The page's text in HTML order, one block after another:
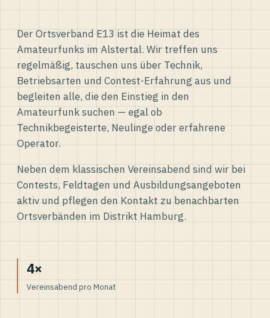
Der Ortsverband E13 ist die Heimat des
Amateurfunks im Alstertal. Wir treffen uns
regelmäßig, tauschen uns über Technik,
Betriebsarten und Contest-Erfahrung aus und
begleiten alle, die den Einstieg in den
Amateurfunk suchen — egal ob
Technikbegeisterte, Neulinge oder erfahrene
Operator.
Neben dem klassischen Vereinsabend sind wir bei
Contests, Feldtagen und Ausbildungsangeboten
aktiv und pflegen den Kontakt zu benachbarten
Ortsverbänden im Distrikt Hamburg.
4×
Vereinsabend pro Monat